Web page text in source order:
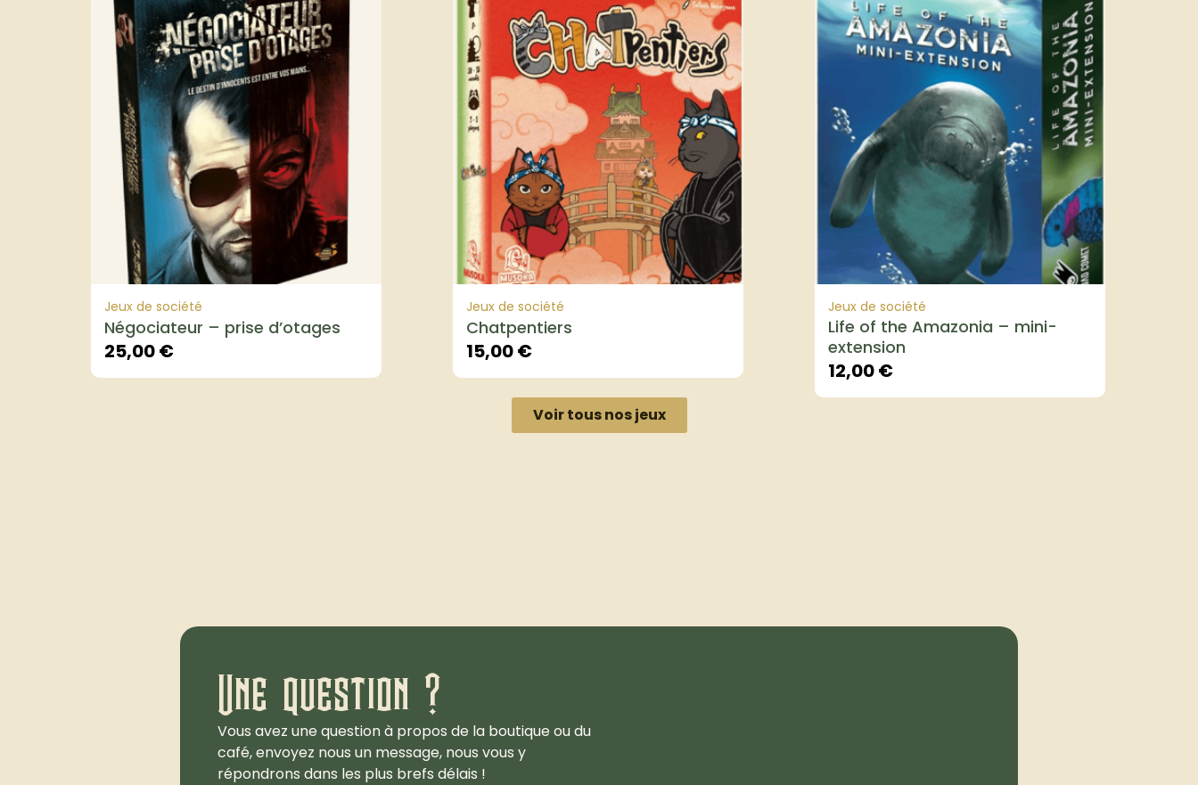
Jeux de société
Négociateur – prise d’otages
25,00€
Jeux de société
Chatpentiers
15,00€
Jeux de société
Life of the Amazonia – mini-
extension
12,00€
Voir tous nos jeux
Une question ?
Vous avez une question à propos de la boutique ou du
café, envoyez nous un message, nous vous y
répondrons dans les plus brefs délais !